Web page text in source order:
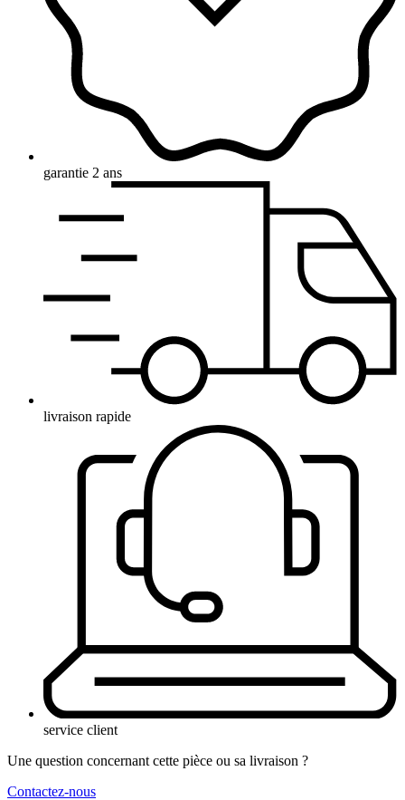
garantie 2 ans
livraison rapide
service client
Une question concernant cette pièce ou sa livraison ?
Contactez-nous